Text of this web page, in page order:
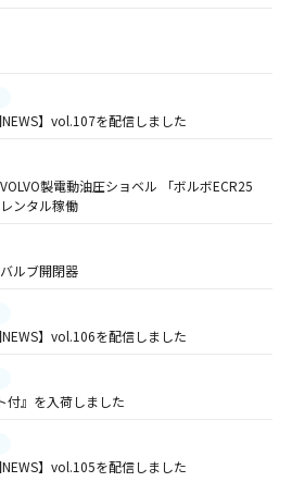
】vol.107を配信しました
製電動油圧ショベル 「ボルボECR25
ンタル稼働
ルブ開閉器
】vol.106を配信しました
付』を入荷しました
】vol.105を配信しました